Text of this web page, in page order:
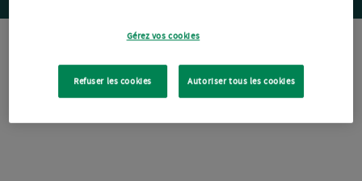
Gérez vos cookies
Refuser les cookies Autoriser tous les cookies